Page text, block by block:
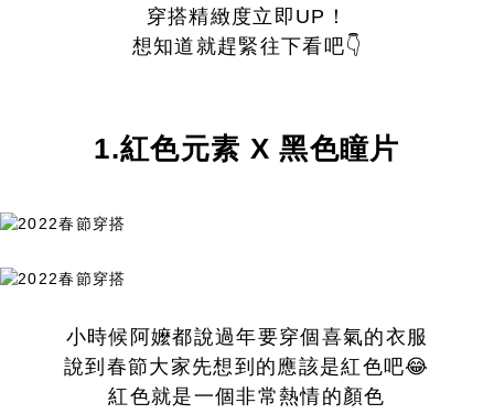
穿搭精緻度立即UP！
想知道就趕緊往下看吧👇
1.紅色元素 X 黑色瞳片
小時候阿嬤都說過年要穿個喜氣的衣服
說到春節大家先想到的應該是紅色吧😂
紅色就是一個非常熱情的顏色